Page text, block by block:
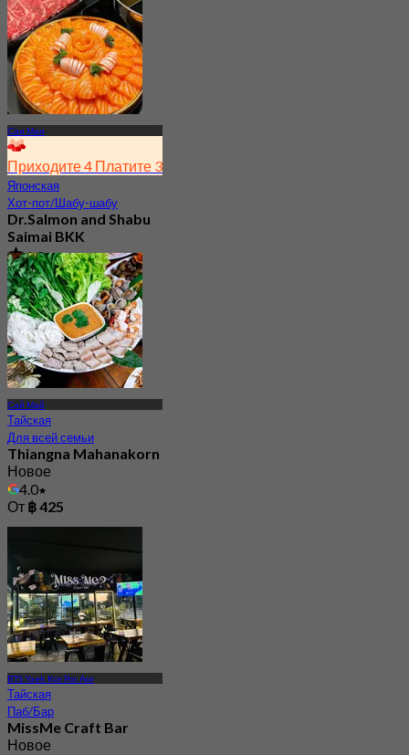
Саи Маи
Приходите 4 Платите 3
Японская
Хот-пот/Шабу-шабу
Dr.Salmon and Shabu
Saimai BKK
4.3
31 Забронировано
От฿ 343.5
Сай Май
Тайская
Для всей семьи
Thiangna Mahanakorn
Новое
4.0
От ฿ 425
BTS Yaek Kor Por Aor
Тайская
Паб/Бар
MissMe Craft Bar
Новое